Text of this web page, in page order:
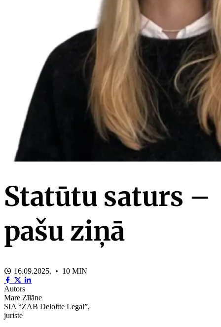
Statūtu saturs –
pašu ziņā
16.09.2025. • 10 MIN
Autors
Mare Zīlāne
SIA “ZAB Deloitte Legal”,
juriste